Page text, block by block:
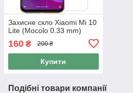
Захисне скло Xiaomi Mi 10
Lite (Mocolo 0.33 mm)
160 ₴ 200 ₴
Купити
Подібні товари компанії